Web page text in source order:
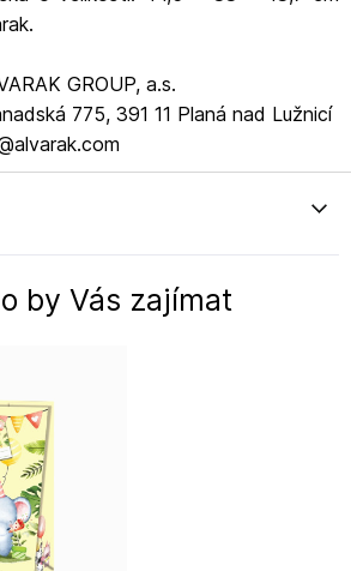
GROUP, a.s.
775, 391 11 Planá nad Lužnicí
by Vás zajímat